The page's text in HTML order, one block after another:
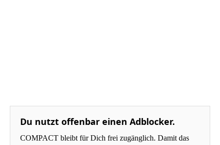
Du nutzt offenbar einen Adblocker.
COMPACT bleibt für Dich frei zugänglich. Damit das